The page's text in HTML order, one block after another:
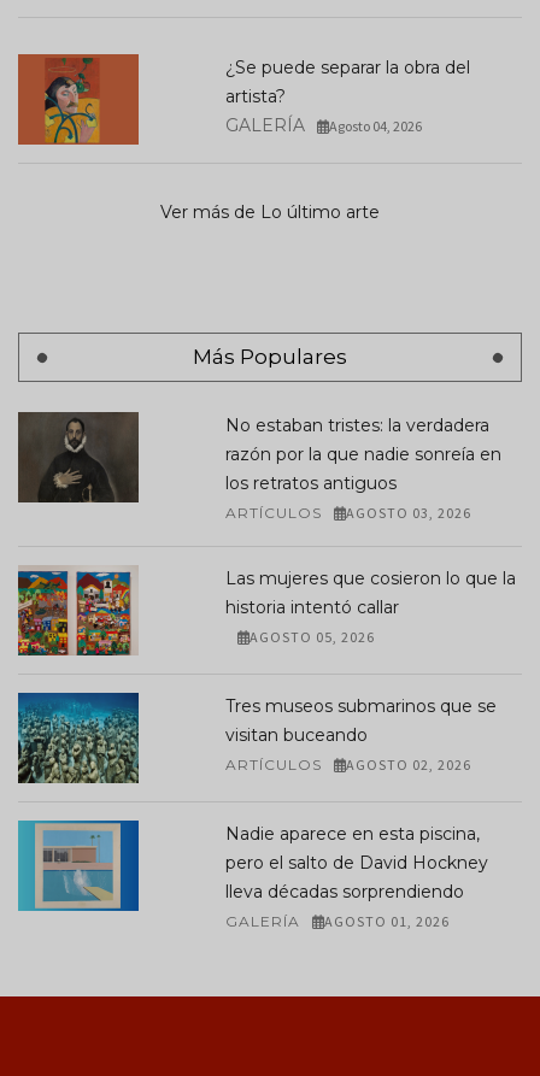
¿Se puede separar la obra del
artista?
GALERÍA
Agosto 04, 2026
Ver más de Lo último arte
Más Populares
No estaban tristes: la verdadera
razón por la que nadie sonreía en
los retratos antiguos
ARTÍCULOS AGOSTO 03, 2026
Las mujeres que cosieron lo que la
historia intentó callar
AGOSTO 05, 2026
Tres museos submarinos que se
visitan buceando
ARTÍCULOS AGOSTO 02, 2026
Nadie aparece en esta piscina,
pero el salto de David Hockney
lleva décadas sorprendiendo
GALERÍA AGOSTO 01, 2026